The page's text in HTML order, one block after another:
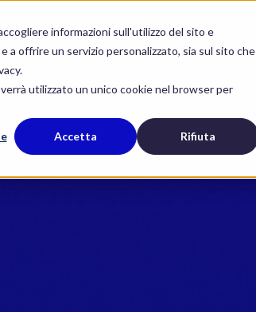
informazioni sull'utilizzo del sito e
offrire un servizio personalizzato, sia sul sito che
utilizzato un unico cookie nel browser per
Accetta Rifiuta
Governance Sostenibilità